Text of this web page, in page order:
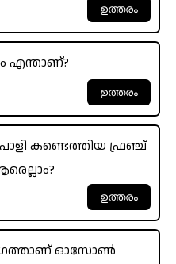
എന്താണ്?
കണ്ടെത്തിയ ഫ്രഞ്ച്
ഓസോൺ